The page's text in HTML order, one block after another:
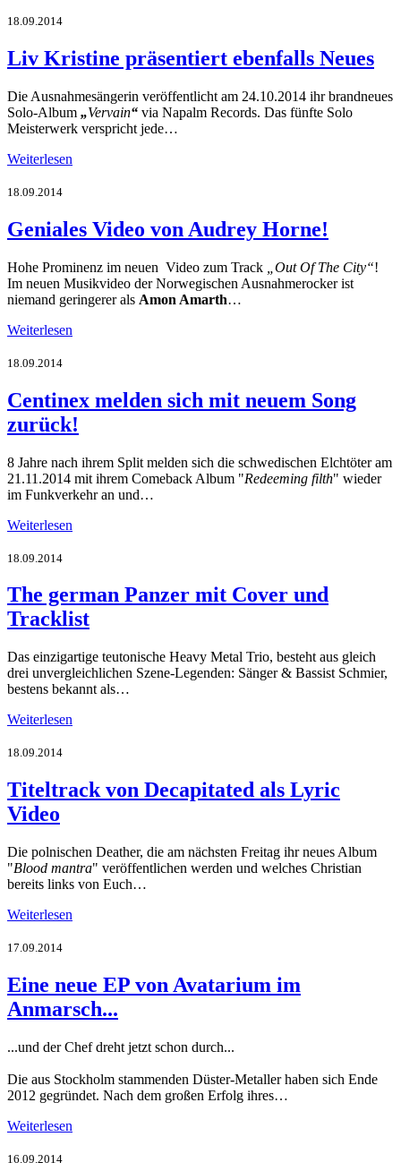
18.09.2014
Liv Kristine präsentiert ebenfalls Neues
Die Ausnahmesängerin veröffentlicht am 24.10.2014 ihr brandneues
Solo-Album „Vervain“ via Napalm Records. Das fünfte Solo
Meisterwerk verspricht jede…
Weiterlesen
18.09.2014
Geniales Video von Audrey Horne!
Hohe Prominenz im neuen Video zum Track „Out Of The City“!
Im neuen Musikvideo der Norwegischen Ausnahmerocker ist
niemand geringerer als Amon Amarth…
Weiterlesen
18.09.2014
Centinex melden sich mit neuem Song
zurück!
8 Jahre nach ihrem Split melden sich die schwedischen Elchtöter am
21.11.2014 mit ihrem Comeback Album "Redeeming filth" wieder
im Funkverkehr an und…
Weiterlesen
18.09.2014
The german Panzer mit Cover und
Tracklist
Das einzigartige teutonische Heavy Metal Trio, besteht aus gleich
drei unvergleichlichen Szene-Legenden: Sänger & Bassist Schmier,
bestens bekannt als…
Weiterlesen
18.09.2014
Titeltrack von Decapitated als Lyric
Video
Die polnischen Deather, die am nächsten Freitag ihr neues Album
"Blood mantra" veröffentlichen werden und welches Christian
bereits links von Euch…
Weiterlesen
17.09.2014
Eine neue EP von Avatarium im
Anmarsch...
...und der Chef dreht jetzt schon durch...
Die aus Stockholm stammenden Düster-Metaller haben sich Ende
2012 gegründet. Nach dem großen Erfolg ihres…
Weiterlesen
16.09.2014